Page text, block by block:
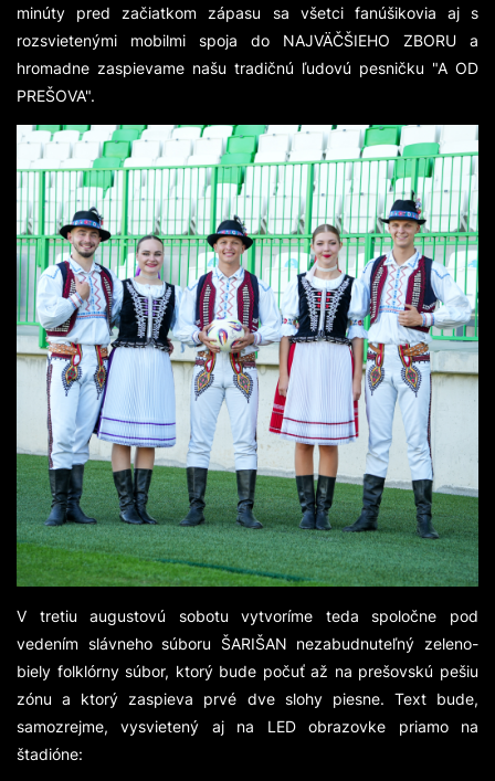
minúty pred začiatkom zápasu sa všetci fanúšikovia aj s
rozsvietenými mobilmi spoja do NAJVÄČŠIEHO ZBORU a
hromadne zaspievame našu tradičnú ľudovú pesničku "A OD
PREŠOVA".
V tretiu augustovú sobotu vytvoríme teda spoločne pod
vedením slávneho súboru ŠARIŠAN nezabudnuteľný zeleno-
biely folklórny súbor, ktorý bude počuť až na prešovskú pešiu
zónu a ktorý zaspieva prvé dve slohy piesne. Text bude,
samozrejme, vysvietený aj na LED obrazovke priamo na
štadióne: